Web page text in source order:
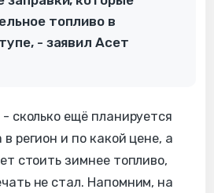
топливо в
- заявил Асет
сколько ещё планируется
регион и по какой цене, а
стоить зимнее топливо,
не стал. Напомним, на